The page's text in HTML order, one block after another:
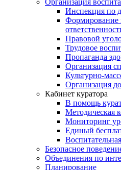
Организация
Инспекция по
Формирование
Правовой
Трудовое
Пропаганда
Организация
Культурно-
Организация
Кабинет куратора
В помощь
Методическая
Мониторинг
Единый
Безопасное
Объединения по
Планирование